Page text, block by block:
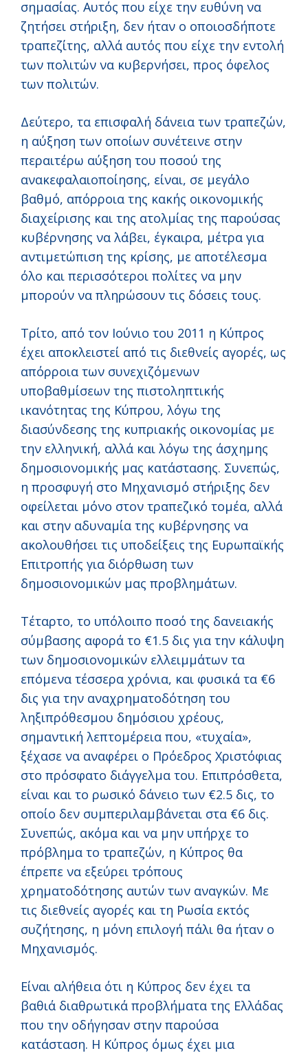
σημασίας. Αυτός που είχε την ευθύνη να
ζητήσει στήριξη, δεν ήταν ο οποιοσδήποτε
τραπεζίτης, αλλά αυτός που είχε την εντολή
των πολιτών να κυβερνήσει, προς όφελος
των πολιτών.
Δεύτερο, τα επισφαλή δάνεια των τραπεζών,
η αύξηση των οποίων συνέτεινε στην
περαιτέρω αύξηση του ποσού της
ανακεφαλαιοποίησης, είναι, σε μεγάλο
βαθμό, απόρροια της κακής οικονομικής
διαχείρισης και της ατολμίας της παρούσας
κυβέρνησης να λάβει, έγκαιρα, μέτρα για
αντιμετώπιση της κρίσης, με αποτέλεσμα
όλο και περισσότεροι πολίτες να μην
μπορούν να πληρώσουν τις δόσεις τους.
Τρίτο, από τον Ιούνιο του 2011 η Κύπρος
έχει αποκλειστεί από τις διεθνείς αγορές, ως
απόρροια των συνεχιζόμενων
υποβαθμίσεων της πιστοληπτικής
ικανότητας της Κύπρου, λόγω της
διασύνδεσης της κυπριακής οικονομίας με
την ελληνική, αλλά και λόγω της άσχημης
δημοσιονομικής μας κατάστασης. Συνεπώς,
η προσφυγή στο Μηχανισμό στήριξης δεν
οφείλεται μόνο στον τραπεζικό τομέα, αλλά
και στην αδυναμία της κυβέρνησης να
ακολουθήσει τις υποδείξεις της Ευρωπαϊκής
Επιτροπής για διόρθωση των
δημοσιονομικών μας προβλημάτων.
Τέταρτο, το υπόλοιπο ποσό της δανειακής
σύμβασης αφορά το €1.5 δις για την κάλυψη
των δημοσιονομικών ελλειμμάτων τα
επόμενα τέσσερα χρόνια, και φυσικά τα €6
δις για την αναχρηματοδότηση του
ληξιπρόθεσμου δημόσιου χρέους,
σημαντική λεπτομέρεια που, «τυχαία»,
ξέχασε να αναφέρει ο Πρόεδρος Χριστόφιας
στο πρόσφατο διάγγελμα του. Επιπρόσθετα,
είναι και το ρωσικό δάνειο των €2.5 δις, το
οποίο δεν συμπεριλαμβάνεται στα €6 δις.
Συνεπώς, ακόμα και να μην υπήρχε το
πρόβλημα το τραπεζών, η Κύπρος θα
έπρεπε να εξεύρει τρόπους
χρηματοδότησης αυτών των αναγκών. Με
τις διεθνείς αγορές και τη Ρωσία εκτός
συζήτησης, η μόνη επιλογή πάλι θα ήταν ο
Μηχανισμός.
Είναι αλήθεια ότι η Κύπρος δεν έχει τα
βαθιά διαθρωτικά προβλήματα της Ελλάδας
που την οδήγησαν στην παρούσα
κατάσταση. Η Κύπρος όμως έχει μια